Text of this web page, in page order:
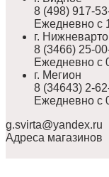
8 (498) 917-
Ежедневно с
г.
8 (3466) 25-
Ежедневно с
г. Мегион
8 (34643) 2-
Ежедневно с
g.svirta@yandex.ru
Адреса магазинов